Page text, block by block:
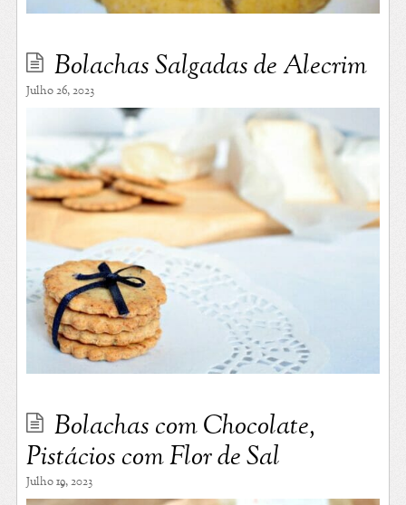
Bolachas Salgadas de Alecrim
Julho 26, 2023
Bolachas com Chocolate,
Pistácios com Flor de Sal
Julho 19, 2023